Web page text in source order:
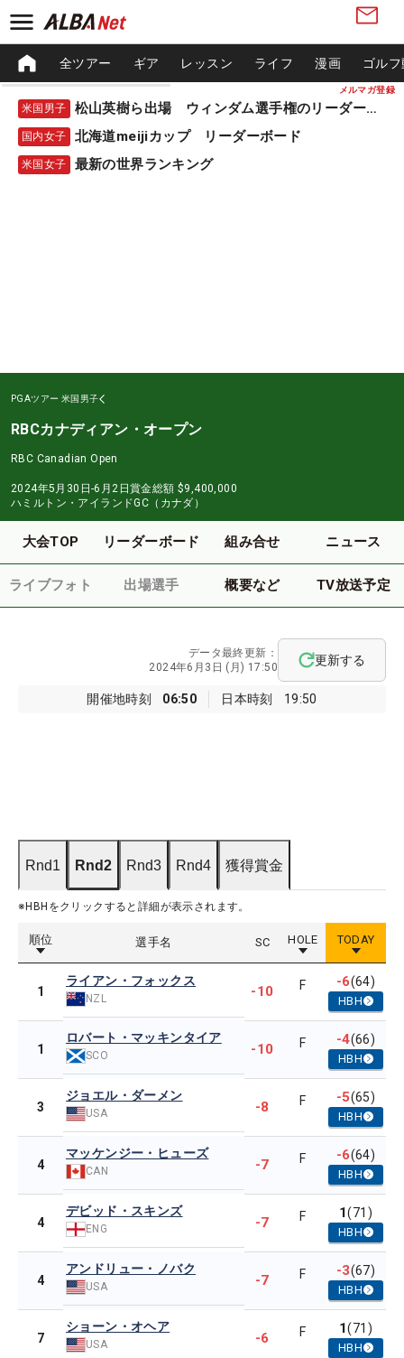
メルマガ登録
全ツアー ギア レッスン ライフ 漫画 ゴル
米国男子 松山英樹ら出場 ウィンダム選手権のリーダーボード
国内女子 北海道meijiカップ リーダーボード
米国女子 最新の世界ランキング
PGAツアー 米国男子
RBCカナディアン・オープン
RBC Canadian Open
2024年5月30日-6月2日賞金総額 $9,400,000
ハミルトン・アイランドGC（カナダ）
大会TOP リーダーボード 組み合せ ニュース
ライブフォト 出場選手 概要など TV放送予定
開催地時刻 06:50 日本時刻 19:50
データ最終更新：
2024年6月3日 (月) 17:50
更新する
Rnd1 Rnd2 Rnd3 Rnd4 獲得賞金
※HBHをクリックすると詳細が表示されます。
順位 選手名 SC HOLE TODAY
1
ライアン・フォックス
NZL -10 F -6(64)
HBH
1
ロバート・マッキンタイア
SCO -10 F -4(66)
HBH
3
ジョエル・ダーメン
USA -8 F -5(65)
HBH
4
マッケンジー・ヒューズ
CAN -7 F -6(64)
HBH
4
デビッド・スキンズ
ENG -7 F 1(71)
HBH
4
アンドリュー・ノバク
USA -7 F -3(67)
HBH
7
ショーン・オヘア
USA -6 F 1(71)
HBH